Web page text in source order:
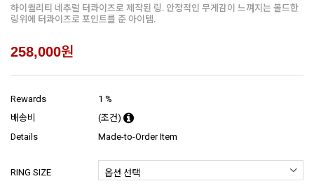
하이퀄리티 네추럴 터콰이즈로 제작된 링. 안정적인 무게감이 느껴지는 볼드한
링위에 터콰이즈로 포인트를 준 아이템.
258,000원
Rewards
1 %
배송비
(조건)
Details
Made-to-Order Item
RING SIZE